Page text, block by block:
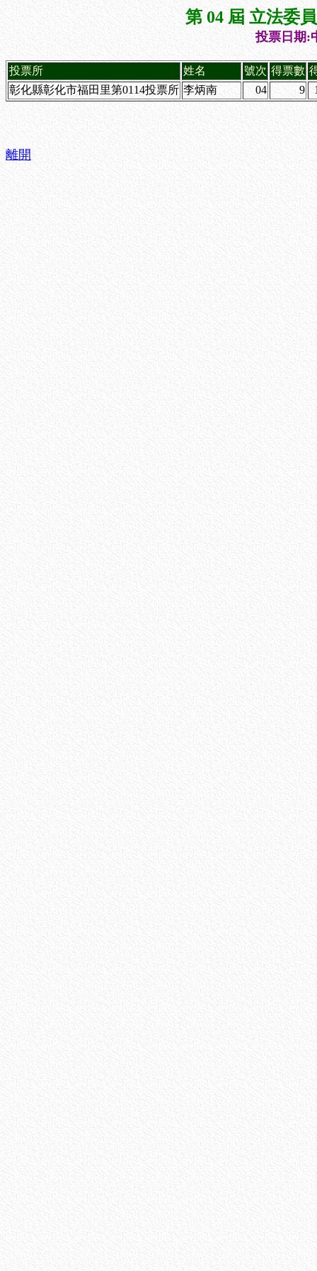
第 04 屆 立法委
投票日期:
投票所 姓名 號次 得票數
彰化縣彰化市福田里第0114投票所 李炳南 04 9
離開